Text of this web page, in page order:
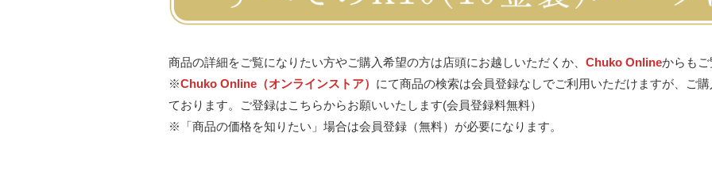
商品の詳細をご覧になりたい方やご購入希望の方は店頭にお越しいただくか、 Chuko Onlineからも
※Chuko Online（オンラインストア） にて商品の検索は会員登録なしでご利用いただけますが、ご
ております。
ご登録はこちらからお願いいたします(会員登録料無料）
※「商品の価格を知りたい」場合は会員登録（無料）が必要になります。